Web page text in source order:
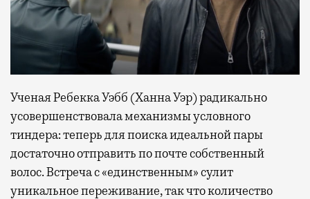
Ученая Ребекка Уэбб (Ханна Уэр) радикально
усовершенствовала механизмы условного
тиндера: теперь для поиска идеальной пары
достаточно отправить по почте собственный
волос. Встреча с «единственным» сулит
уникальное переживание, так что количество